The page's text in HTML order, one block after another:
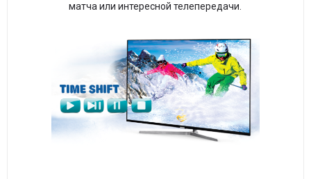
матча или интересной телепередачи.